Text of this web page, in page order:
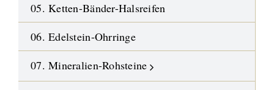
05. Ketten-Bänder-Halsreifen
06. Edelstein-Ohrringe
07. Mineralien-Rohsteine